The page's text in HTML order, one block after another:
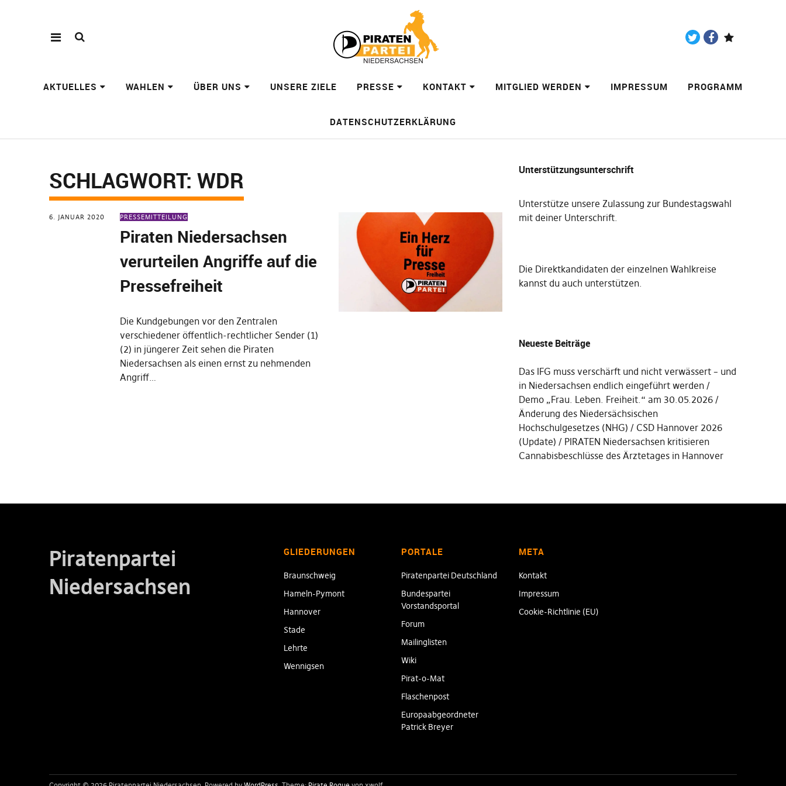
AKTUELLES WAHLEN ÜBER UNS UNSERE ZIELE PRESSE KONTAKT MITGLIED WERDEN IMPRESSUM PROGRAMM
DATENSCHUTZERKLÄRUNG
SCHLAGWORT: WDR
6. JANUAR 2020 PRESSEMITTEILUNG
Piraten Niedersachsen
verurteilen Angriffe auf die
Pressefreiheit
Die Kundgebungen vor den Zentralen
verschiedener öffentlich-rechtlicher Sender (1)
(2) in jüngerer Zeit sehen die Piraten
Niedersachsen als einen ernst zu nehmenden
Angriff…
Unterstützungsunterschrift
Unterstütze unsere Zulassung zur Bundestagswahl
mit deiner Unterschrift.
Die Direktkandidaten der einzelnen Wahlkreise
kannst du auch unterstützen.
Neueste Beiträge
Das IFG muss verschärft und nicht verwässert – und
in Niedersachsen endlich eingeführt werden
Demo „Frau. Leben. Freiheit.“ am 30.05.2026
Änderung des Niedersächsischen
Hochschulgesetzes (NHG)
CSD Hannover 2026
(Update)
PIRATEN Niedersachsen kritisieren
Cannabisbeschlüsse des Ärztetages in Hannover
Piratenpartei
Niedersachsen
GLIEDERUNGEN
Braunschweig
Hameln-Pymont
Hannover
Stade
Lehrte
Wennigsen
PORTALE
Piratenpartei Deutschland
Bundespartei
Vorstandsportal
Forum
Mailinglisten
Wiki
Pirat-o-Mat
Flaschenpost
Europaabgeordneter
Patrick Breyer
META
Kontakt
Impressum
Cookie-Richtlinie (EU)